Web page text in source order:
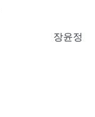
장윤정